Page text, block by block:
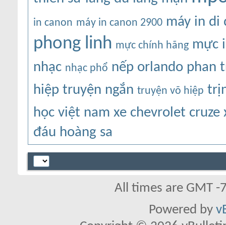
in canon máy in canon 2900 máy in di
phong linh mực chính hãng mực
nhạc nhạc phổ nếp orlando phan
hiệp truyện ngắn truyện võ hiệp
học việt nam xe chevrolet cruze
đáu hoàng sa
All times are GMT
Powered by